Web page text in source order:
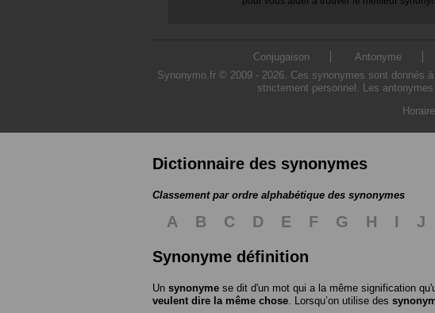
Conjugaison Antonyme
Synonymo.fr © 2009 - 2026. Ces synonymes sont donnés
strictement personnel. Les
Dictionnaire des synonymes
Classement par ordre alphabétique des synonymes
A B C D E F G H I J
Synonyme définition
Un synonyme se dit d'un mot qui a la même signification
veulent dire la même chose . Lorsqu’on utilise des